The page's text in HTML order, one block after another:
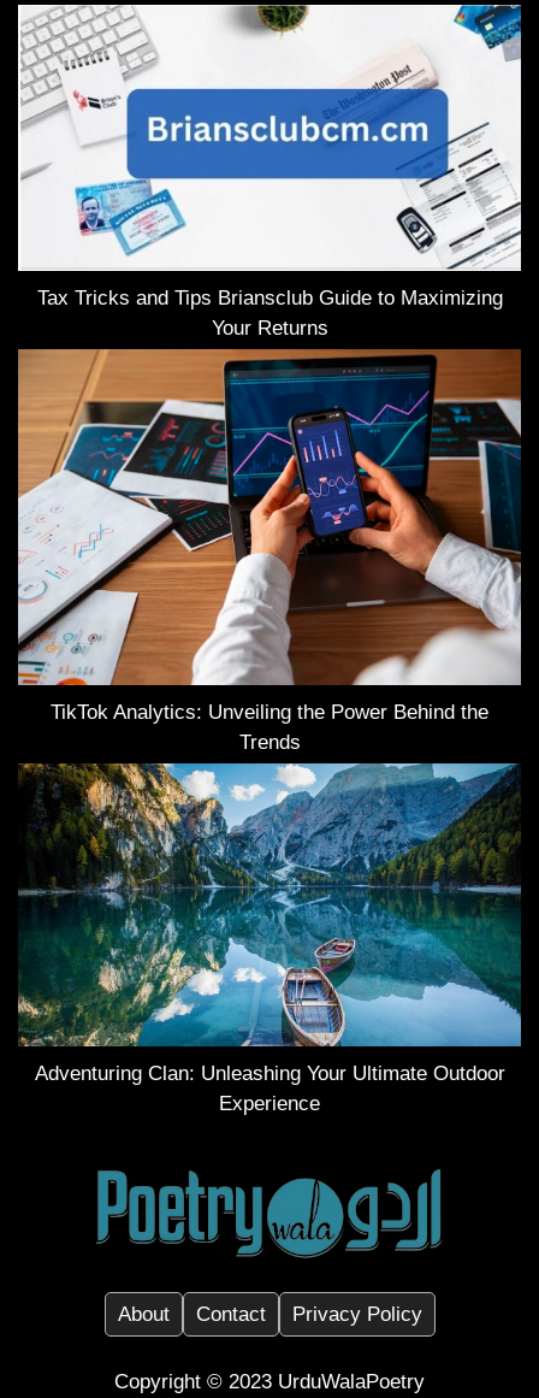
Tax Tricks and Tips Briansclub Guide to Maximizing
Your Returns
TikTok Analytics: Unveiling the Power Behind the
Trends
Adventuring Clan: Unleashing Your Ultimate Outdoor
Experience
About Contact Privacy Policy
Copyright ©️ 2023 UrduWalaPoetry